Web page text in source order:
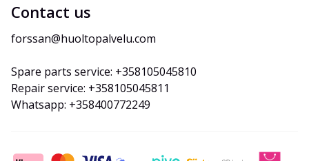
Contact us
forssan@huoltopalvelu.com
Spare parts service: +358105045810
Repair service: +358105045811
Whatsapp: +358400772249